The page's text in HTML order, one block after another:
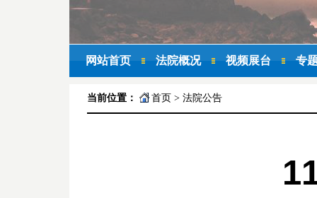
网站首页 法院概况 视频展台 专
当前位置： 首页 > 法院公告